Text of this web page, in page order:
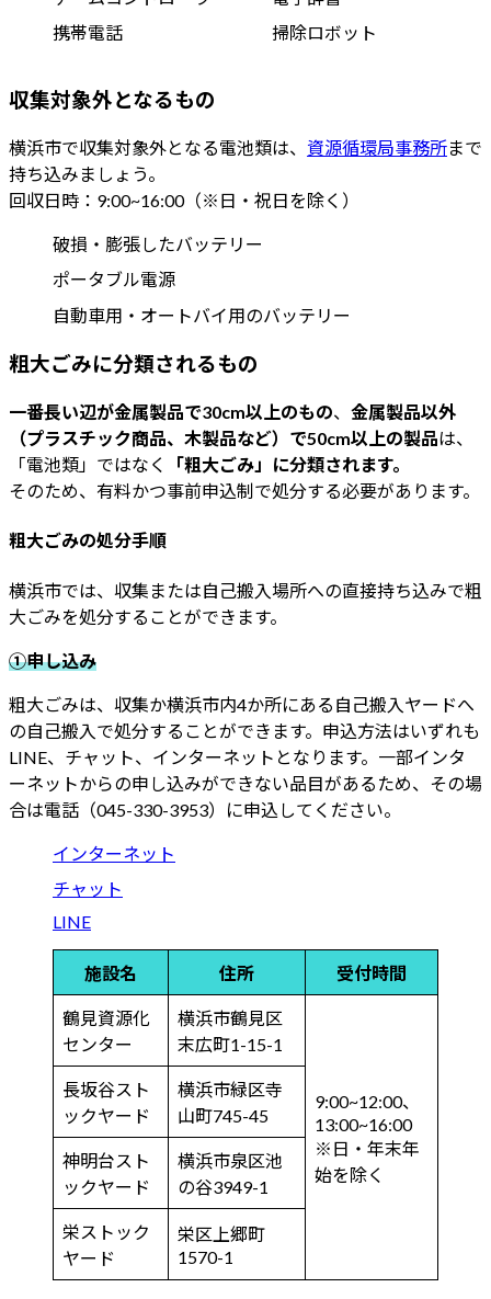
携帯電話
掃除ロボット
収集対象外となるもの
横浜市で収集対象外となる電池類は、 資源循環局事務所まで
持ち込みましょう。
回収日時：9:00~16:00（※日・祝日を除く）
破損・膨張したバッテリー
ポータブル電源
自動車用・オートバイ用のバッテリー
粗大ごみに分類されるもの
一番長い辺が金属製品で30cm以上のもの、 金属製品以外
（プラスチック商品、木製品など）で50cm以上の製品は、
「電池類」ではなく
「粗大ごみ」に分類されます。
そのため、有料かつ事前申込制で処分する必要があります。
粗大ごみの処分手順
横浜市では、収集または自己搬入場所への直接持ち込みで粗
大ごみを処分することができます。
①申し込み
粗大ごみは、収集か横浜市内4か所にある自己搬入ヤードへ
の自己搬入で処分することができます。申込方法はいずれも
LINE、チャット、インターネットとなります。一部インタ
ーネットからの申し込みができない品目があるため、その場
合は電話（045-330-3953）に申込してください。
インターネット
チャット
LINE
施設名 住所 受付時間
鶴見資源化
センター
横浜市鶴見区
末広町1-15-1
9:00~12:00、
13:00~16:00
※日・年末年
始を除く
長坂谷スト
ックヤード
横浜市緑区寺
山町745-45
神明台スト
ックヤード
横浜市泉区池
の谷3949-1
栄ストック
ヤード
栄区上郷町
1570-1